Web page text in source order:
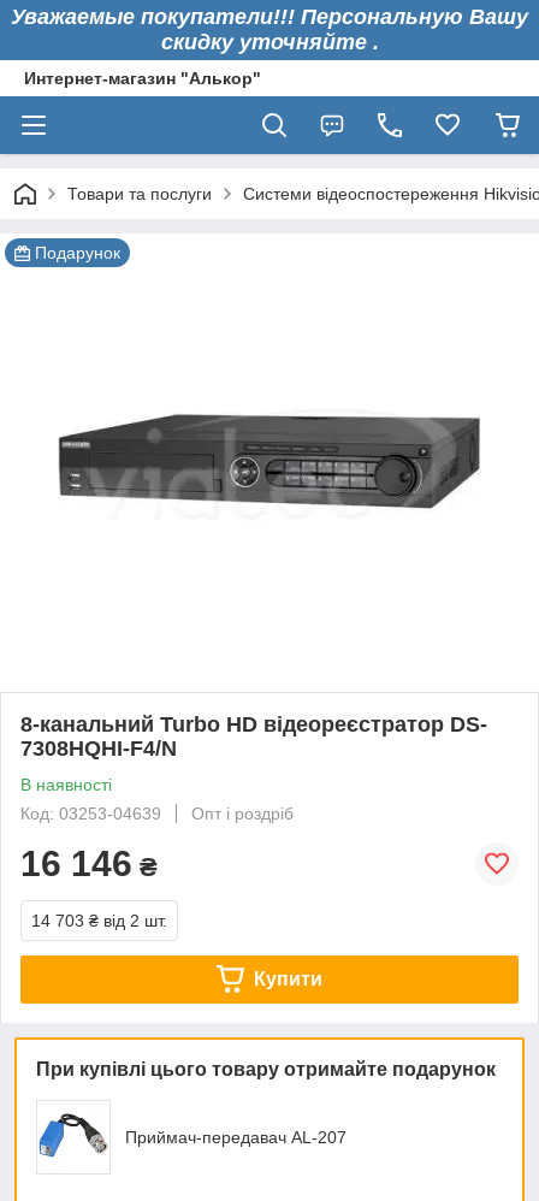
Уважаемые покупатели!!! Персональную Вашу
скидку уточняйте .
Интернет-магазин "Алькор"
Товари та послуги Системи відеоспостереження
Подарунок
8-канальний Turbo HD відеореєстратор DS-
7308HQHI-F4/N
В наявності
Код: 03253-04639
Опт і роздріб
16 146 ₴
14 703 ₴ від 2 шт.
Купити
При купівлі цього товару отримайте подарунок
Приймач-передавач AL-207